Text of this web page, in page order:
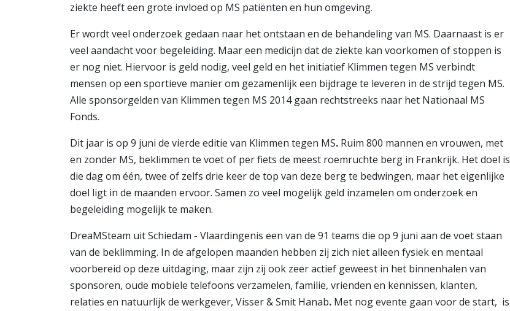
ziekte heeft een grote invloed op MS patiënten en hun omgeving.
Er wordt veel onderzoek gedaan naar het ontstaan en de behandeling van MS. Daarnaast is er
veel aandacht voor begeleiding. Maar een medicijn dat de ziekte kan voorkomen of stoppen is
er nog niet. Hiervoor is geld nodig, veel geld en het initiatief Klimmen tegen MS verbindt
mensen op een sportieve manier om gezamenlijk een bijdrage te leveren in de strijd tegen MS.
Alle sponsorgelden van Klimmen tegen MS 2014 gaan rechtstreeks naar het Nationaal MS
Fonds.
Dit jaar is op 9 juni de vierde editie van Klimmen tegen MS. Ruim 800 mannen en vrouwen, met
en zonder MS, beklimmen te voet of per fiets de meest roemruchte berg in Frankrijk. Het doel is
die dag om één, twee of zelfs drie keer de top van deze berg te bedwingen, maar het eigenlijke
doel ligt in de maanden ervoor. Samen zo veel mogelijk geld inzamelen om onderzoek en
begeleiding mogelijk te maken.
DreaMSteam uit Schiedam - Vlaardingenis een van de 91 teams die op 9 juni aan de voet staan
van de beklimming. In de afgelopen maanden hebben zij zich niet alleen fysiek en mentaal
voorbereid op deze uitdaging, maar zijn zij ook zeer actief geweest in het binnenhalen van
sponsoren, oude mobiele telefoons verzamelen, familie, vrienden en kennissen, klanten,
relaties en natuurlijk de werkgever, Visser & Smit Hanab. Met nog evente gaan voor de start, is